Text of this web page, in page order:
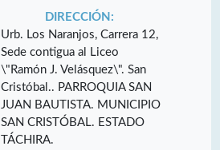
DIRECCIÓN:
Urb. Los Naranjos, Carrera 12,
Sede contigua al Liceo
\"Ramón J. Velásquez\". San
Cristóbal.. PARROQUIA SAN
JUAN BAUTISTA. MUNICIPIO
SAN CRISTÓBAL. ESTADO
TÁCHIRA.